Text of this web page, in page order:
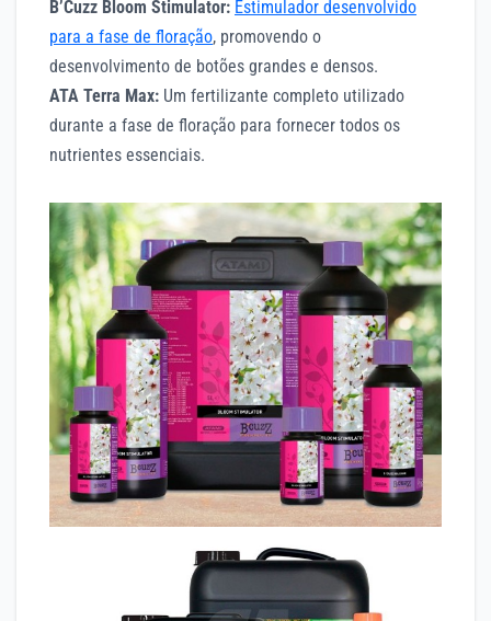
B’Cuzz Bloom Stimulator: Estimulador desenvolvido
para a fase de floração, promovendo o
desenvolvimento de botões grandes e densos.
ATA Terra Max: Um fertilizante completo utilizado
durante a fase de floração para fornecer todos os
nutrientes essenciais.